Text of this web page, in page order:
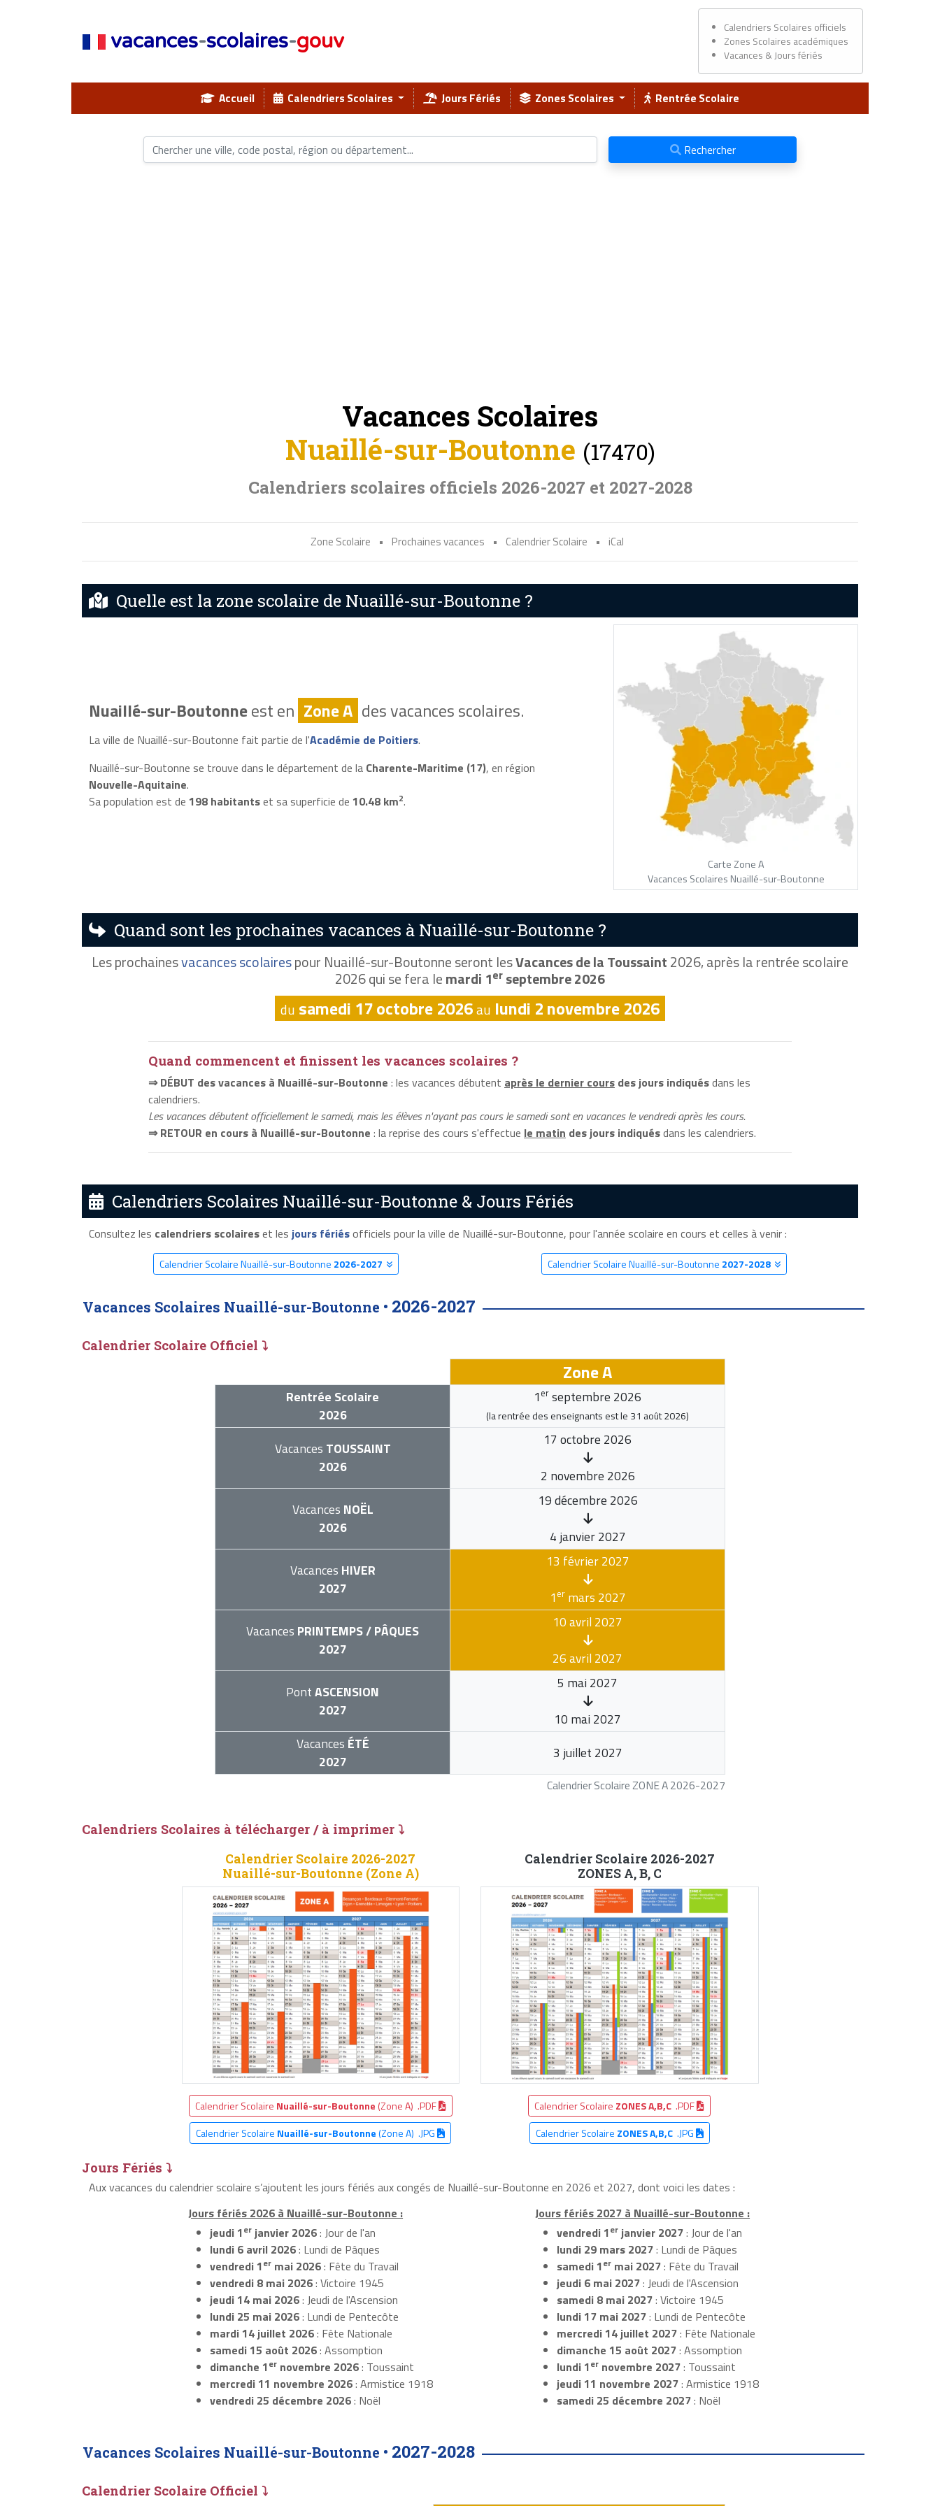
vacances-scolaires-gouv
Calendriers Scolaires officiels
Zones Scolaires académiques
Vacances & Jours fériés
Accueil Calendriers Scolaires Jours Fériés Zones Scolaires Rentrée Scolaire
Rechercher
Vacances Scolaires
Nuaillé-sur-Boutonne (17470)
Calendriers scolaires officiels 2026-2027 et 2027-2028
Zone Scolaire • Prochaines vacances • Calendrier Scolaire • iCal
Quelle est la zone scolaire de Nuaillé-sur-Boutonne ?
Nuaillé-sur-Boutonneest en Zone A des vacances scolaires.
La ville de Nuaillé-sur-Boutonne fait partie de l'Académie de Poitiers.
Nuaillé-sur-Boutonne se trouve dans le département de la Charente-Maritime (17), en région
Nouvelle-Aquitaine.
Sa population est de 198 habitantset sa superficie de 10.48 km2.
Carte Zone A
Vacances Scolaires Nuaillé-sur-Boutonne
Quand sont les prochaines vacances à Nuaillé-sur-Boutonne ?
Les prochainesvacances scolairespour Nuaillé-sur-Boutonne seront lesVacances de la Toussaint2026, après la rentrée scolaire
2026 qui se fera lemardi 1er septembre 2026
du samedi 17 octobre 2026au lundi 2 novembre 2026
Quand commencent et finissent les vacances scolaires ?
⇒ DÉBUT des vacances à Nuaillé-sur-Boutonne : les vacances débutent après le dernier cours des jours indiquésdans les
calendriers.
Les vacances débutent officiellement le samedi, mais les élèves n'ayant pas cours le samedi sont en vacances le vendredi après les cours.
⇒ RETOUR en cours à Nuaillé-sur-Boutonne : la reprise des cours s'effectue le matin des jours indiquésdans les calendriers.
Calendriers Scolaires Nuaillé-sur-Boutonne & Jours Fériés
Consultez les calendriers scolaireset les jours fériésofficiels pour la ville de Nuaillé-sur-Boutonne, pour l'année scolaire en cours et celles à venir :
Calendrier Scolaire Nuaillé-sur-Boutonne 2026-2027 Calendrier Scolaire Nuaillé-sur-Boutonne 2027-2028
Vacances Scolaires Nuaillé-sur-Boutonne • 2026-2027
Calendrier Scolaire Officiel ⤵
Calendrier Scolaire ZONE A 2026-2027
Zone A
Rentrée Scolaire
2026
1 er septembre 2026
(la rentrée des enseignants est le 31 août 2026)
Vacances TOUSSAINT
2026
17 octobre 2026
2 novembre 2026
Vacances NOËL
2026
19 décembre 2026
4 janvier 2027
Vacances HIVER
2027
13 février 2027
1ermars 2027
Vacances PRINTEMPS / PÂQUES
2027
10 avril 2027
26 avril 2027
PontASCENSION
2027
5 mai 2027
10 mai 2027
Vacances ÉTÉ
2027
3 juillet 2027
Calendriers Scolaires à télécharger / à imprimer ⤵
Calendrier Scolaire 2026-2027
Nuaillé-sur-Boutonne (Zone A)
Calendrier Scolaire Nuaillé-sur-Boutonne (Zone A) .PDF
Calendrier Scolaire Nuaillé-sur-Boutonne(Zone A) .JPG
Calendrier Scolaire 2026-2027
ZONES A, B, C
Calendrier Scolaire ZONES A,B,C .PDF
Calendrier Scolaire ZONES A,B,C.JPG
Jours Fériés ⤵
Aux vacances du calendrier scolaire s’ajoutent les jours fériés aux congés de Nuaillé-sur-Boutonne en 2026 et 2027, dont voici les dates :
Jours fériés 2026 à Nuaillé-sur-Boutonne :
jeudi 1erjanvier 2026: Jour de l'an
lundi 6 avril 2026: Lundi de Pâques
vendredi 1ermai 2026: Fête du Travail
vendredi 8 mai 2026: Victoire 1945
jeudi 14 mai 2026: Jeudi de l'Ascension
lundi 25 mai 2026: Lundi de Pentecôte
mardi 14 juillet 2026: Fête Nationale
samedi 15 août 2026: Assomption
dimanche 1ernovembre 2026: Toussaint
mercredi 11 novembre 2026: Armistice 1918
vendredi 25 décembre 2026: Noël
Jours fériés 2027 à Nuaillé-sur-Boutonne :
vendredi 1erjanvier 2027: Jour de l'an
lundi 29 mars 2027: Lundi de Pâques
samedi 1ermai 2027: Fête du Travail
jeudi 6 mai 2027: Jeudi de l'Ascension
samedi 8 mai 2027: Victoire 1945
lundi 17 mai 2027: Lundi de Pentecôte
mercredi 14 juillet 2027: Fête Nationale
dimanche 15 août 2027: Assomption
lundi 1ernovembre 2027: Toussaint
jeudi 11 novembre 2027: Armistice 1918
samedi 25 décembre 2027: Noël
Vacances Scolaires Nuaillé-sur-Boutonne • 2027-2028
Calendrier Scolaire Officiel ⤵